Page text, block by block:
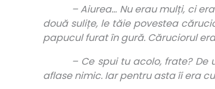
– Aiurea… Nu erau mulți, ci
două sulițe, le tăie povestea
papucul furat în gură. Căruciorul
– Ce spui tu acolo, frate?
aflase nimic. Iar pentru asta îi era